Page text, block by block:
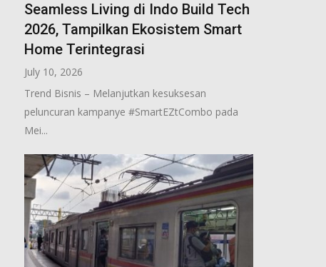
Seamless Living di Indo Build Tech
2026, Tampilkan Ekosistem Smart
Home Terintegrasi
July 10, 2026
Trend Bisnis – Melanjutkan kesuksesan
peluncuran kampanye #SmartEZtCombo pada
Mei...